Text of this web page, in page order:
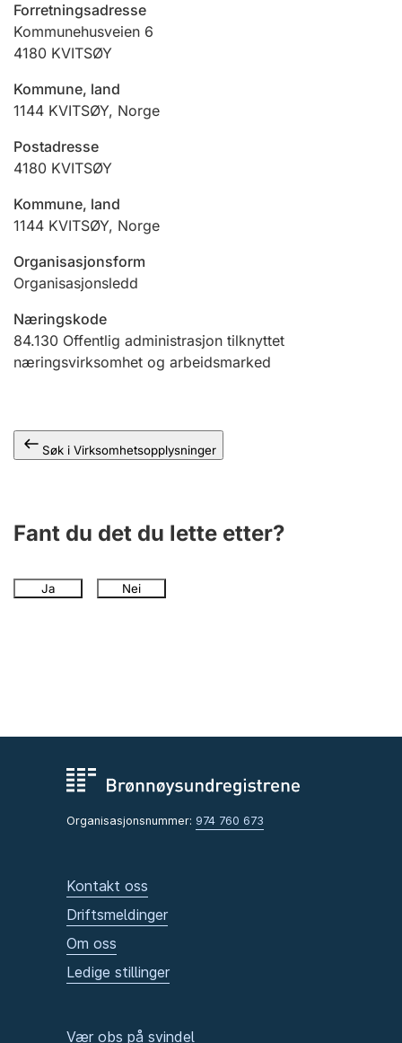
Jeger
Betaling og jegeravgiftskort
Ektepaktveileder
Forretningsadresse
Kommunehusveien 6
4180 KVITSØY
Kommune, land
1144 KVITSØY, Norge
Postadresse
4180 KVITSØY
Kommune, land
1144 KVITSØY, Norge
Organisasjonsform
Organisasjonsledd
Næringskode
84.130 Offentlig administrasjon tilknyttet
næringsvirksomhet og arbeidsmarked
Søk i Virksomhetsopplysninger
Fant du det du lette etter?
Ja Nei
Organisasjonsnummer: 974 760 673
Kontakt oss
Driftsmeldinger
Om oss
Ledige stillinger
Vær obs på svindel